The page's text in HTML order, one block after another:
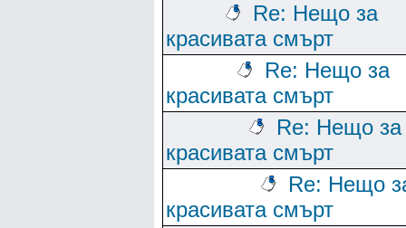
Re: Нещо за
красивата смърт
Re: Нещо за
красивата смърт
Re: Нещо за
красивата смърт
Re: Нещо
красивата смърт